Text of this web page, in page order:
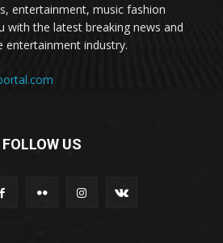
entertainment, music fashion
with the latest breaking news and
industry.
FOLLOW US